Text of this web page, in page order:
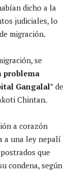
dicho a la
judiciales, lo
migración.
se
problema
Gangalal” de
Chintan.
a corazón
a una ley nepalí
que
condena, según